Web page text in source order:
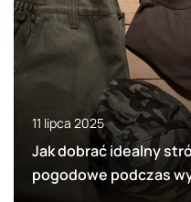
11 lipca 2025
Jak dobrać idealny
pogodowe podczas